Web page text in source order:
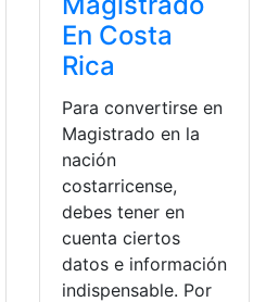
En Costa
Rica
Para convertirse en
Magistrado en la
nación
costarricense,
debes tener en
cuenta ciertos
datos e información
indispensable. Por